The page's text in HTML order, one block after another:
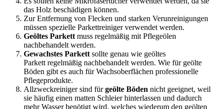
das Holz beschädigen können.
Zur Entfernung von Flecken und starken Verunreinigungen
müssen spezielle Parkettreiniger verwendet werden.
Geöltes Parkett muss regelmäßig mit Pflegeölen
nachbehandelt werden.
Gewachstes Parkett sollte genau wie geöltes
Parkett regelmäßig nachbehandelt werden. Wie für geölte
Böden gibt es auch für Wachsoberflächen professionelle
Pflegeprodukte.
Allzweckreiniger sind fürgeölte Böden nicht geeignet, weil
sie häufig einen matten Schleier hinterlassen und dadurch
mehr Wasser benötigt wird, welches wiederum den geölten